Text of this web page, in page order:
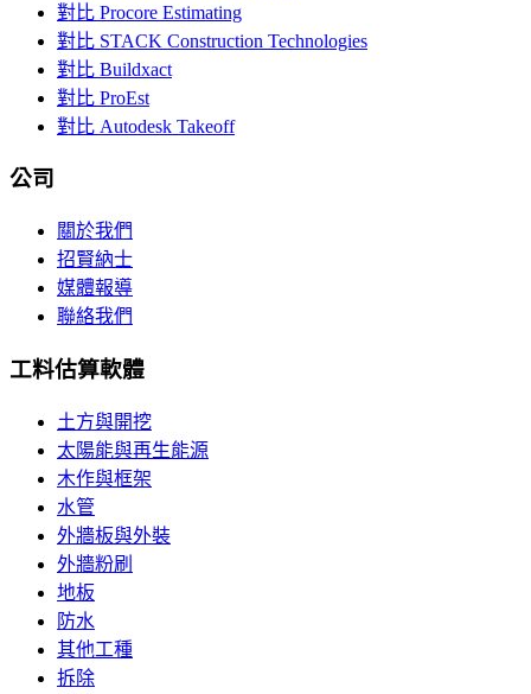
對比 Procore Estimating
對比 STACK Construction Technologies
對比 Buildxact
對比 ProEst
對比 Autodesk Takeoff
公司
關於我們
招賢納士
媒體報導
聯絡我們
工料估算軟體
土方與開挖
太陽能與再生能源
木作與框架
水管
外牆板與外裝
外牆粉刷
地板
防水
其他工種
拆除